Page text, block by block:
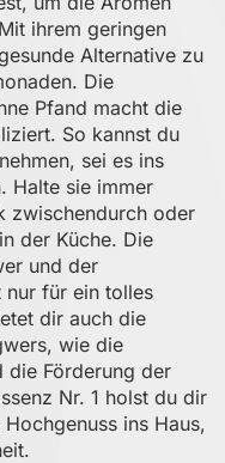
ihrem geringen
Alternative zu
Die
Pfand macht die
So kannst du
sei es ins
Halte sie immer
zwischendurch oder
der Küche. Die
und der
für ein tolles
dir auch die
wie die
die Förderung der
Nr. 1 holst du dir
ins Haus,